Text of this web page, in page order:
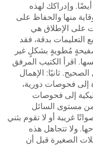
وإدراكك لهذه
منها والحفاظ على
على الإطلاق هي
التعليمات بدقة، فقد
مُطويةٍ بشكلٍ غير
اقرأ الكتيب المرفق
ثانيًا: الإهمال
إلى فحوصات دورية،
إلى فحوصات
مستوى السائل
غريبة أو لا تقوم بثني
ولا تتجاهل هذه
الصغيرة قبل أن